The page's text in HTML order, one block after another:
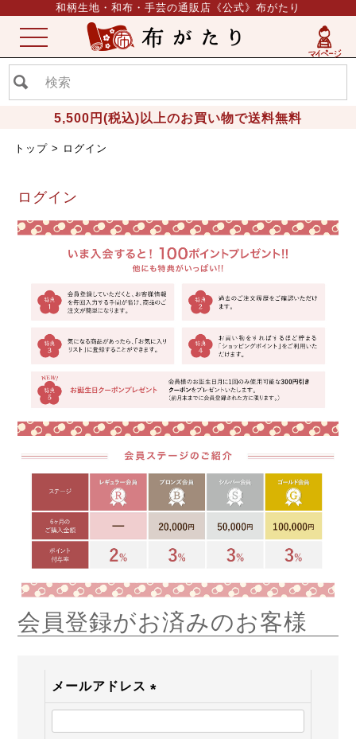
和柄生地・和布・手芸の通販店《公式》布がたり
5,500円(税込)以上のお買い物で送料無料
ME
NU
トップ ログイン
ログイン
会員登録がお済みのお客様
メールアドレス
(必
須)